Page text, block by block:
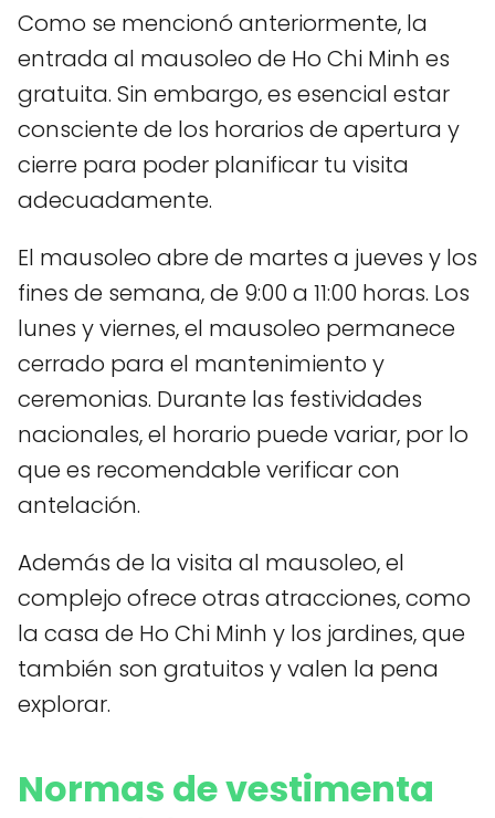
Como se mencionó anteriormente, la
entrada al mausoleo de Ho Chi Minh es
gratuita. Sin embargo, es esencial estar
consciente de los horarios de apertura y
cierre para poder planificar tu visita
adecuadamente.
El mausoleo abre de martes a jueves y los
fines de semana, de 9:00 a 11:00 horas. Los
lunes y viernes, el mausoleo permanece
cerrado para el mantenimiento y
ceremonias. Durante las festividades
nacionales, el horario puede variar, por lo
que es recomendable verificar con
antelación.
Además de la visita al mausoleo, el
complejo ofrece otras atracciones, como
la casa de Ho Chi Minh y los jardines, que
también son gratuitos y valen la pena
explorar.
Normas de vestimenta